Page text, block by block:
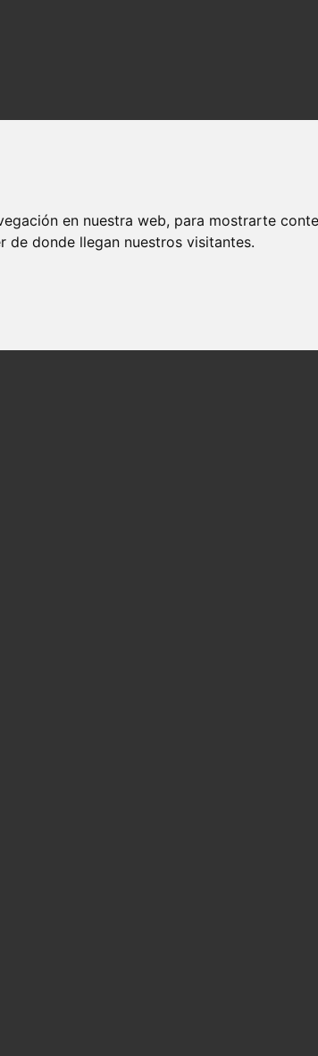
en nuestra web, para mostrarte
de donde llegan nuestros visitantes.